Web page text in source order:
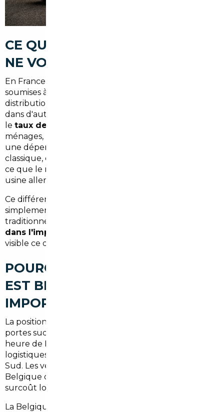
CE QUE LE MARCHÉ FRANÇAIS
NE VOUS DIT PAS
En France, les voitures neuves ou récentes sont
soumises à des marges importateurs, des frais de
distribution et des taxes qui n'existent pas ou peu
dans d'autres pays européens. À Bourg-la-Reine, où
le taux de motorisation dépasse les 70 %
ménages, la voiture est un investissement réel — pas
une dépense anodine. Acheter en concession
classique, c'est souvent payer 15 à 25 % de plus que
ce que le même véhicule coûte à la sortie d'une
usine allemande, belge ou espagnole.
Ce différentiel de prix n'est pas un secret : il est
simplement peu mis en avant par les acteurs
traditionnels. Un
dans l'import
visible ce que les circuits classiques dissimulent.
POURQUOI BOURG-LA-REINE
EST BIEN PLACÉE POUR
IMPORTER
La position géographique de Bourg-la-Reine, aux
portes sud de Paris, est un atout réel. À moins d'une
heure de Paris, la ville est connectée aux grands axes
logistiques qui desservent l'Europe du Nord et du
Sud. Les véhicules importés depuis l'Allemagne, la
Belgique ou le Portugal arrivent rapidement, sans
surcoût logistique disproportionné.
La Belgique reste l'un des marchés les plus